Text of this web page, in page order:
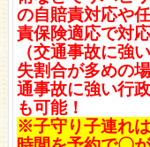
の自賠責対応や
責保険適応で対
（交通事故に強
失割合が多めの
通事故に強い行
も可能！
※子守り子連れ